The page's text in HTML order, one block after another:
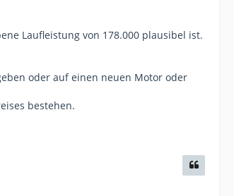
Laufleistung von 178.000 plausibel ist.
oder auf einen neuen Motor oder
bestehen.